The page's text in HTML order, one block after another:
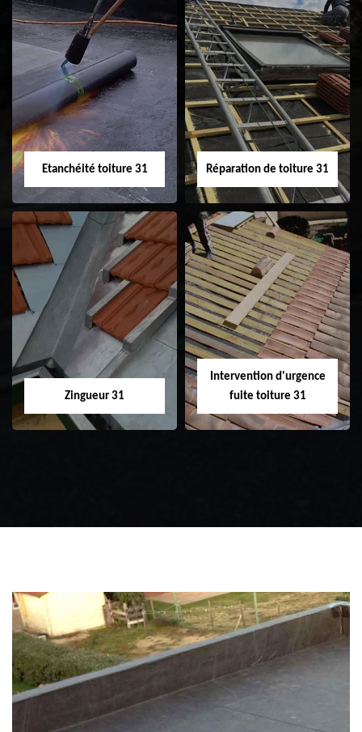
Peinture sur tuile
31
Nettoyage
demoussage de
toiture 31
Etanchéité toiture 31
Etanchéité toiture
31
Réparation de toiture 31
Réparation de
toiture 31
Zingueur 31
Intervention d'urgence
fuite toiture 31